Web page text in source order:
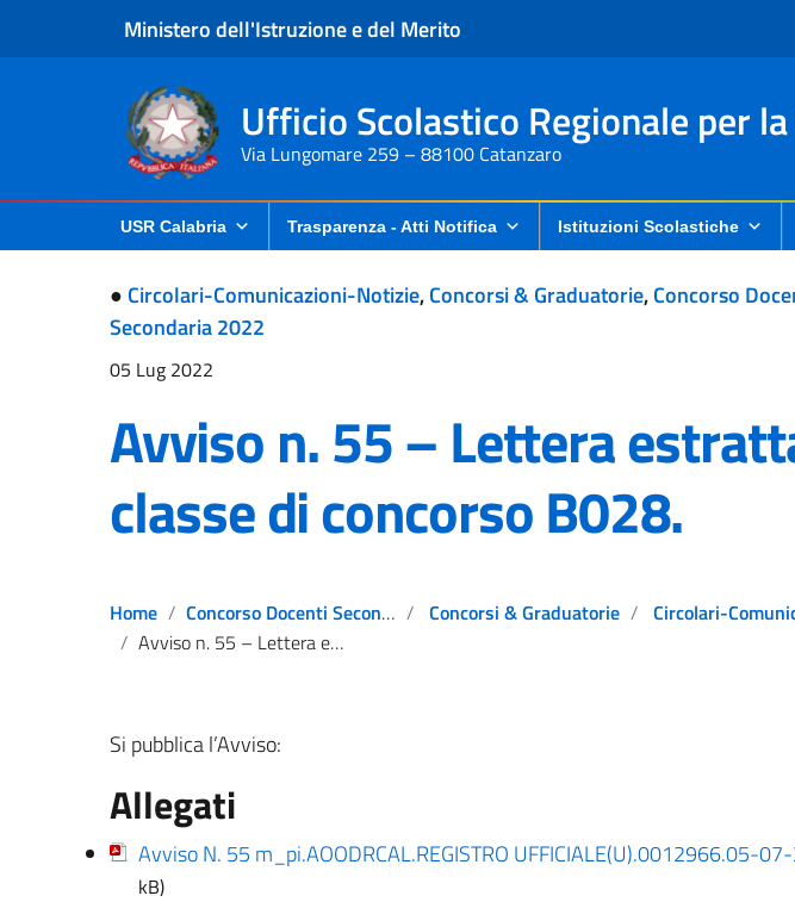
Ministero dell'Istruzione e del Merito
Ufficio Scolastico Regionale per
Via Lungomare 259 – 88100 Catanzaro
USR Calabria Trasparenza - Atti Notifica Istituzioni Scolastiche
● Circolari-Comunicazioni-Notizie,Concorsi & Graduatorie,Concorso
Secondaria 2022
05 Lug 2022
Avviso n. 55 – Lettera
classe di concorso B028.
Home Concorso Docenti Secondaria 2022 Concorsi & Graduatorie
Circolari-
Avviso n. 55 – Lettera estratta classe di concorso B028.
Si pubblica l’Avviso:
Allegati
Avviso N. 55 m_pi.AOODRCAL.REGISTRO UFFICIALE(U).0012966.05-
kB)